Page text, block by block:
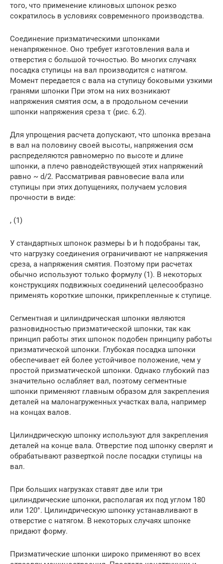
того, что применение клиновых шпонок резко
сократилось в условиях современного производства.
Соединение призматическими шпонками
ненапряженное. Оно тре­бует изготовления вала и
отверстия с большой точностью. Во многих случаях
посадка ступицы на вал производится с натягом.
Момент передается с вала на ступицу боковыми узкими
гранями шпонки При этом на них возникают
напряжения смятия σсм, а в продольном сечении
шпонки напряжения среза τ (рис. 6.2).
Для упрощения расчета допускают, что шпонка врезана
в вал на половину своей высоты, напряжения σсм
распределяются равно­мерно по высоте и длине
шпонки, а плечо равнодействующей этих напряжений
равно ~ d/2. Рассматривая равновесие вала или
ступицы при этих допущениях, получаем условия
прочности в виде:
, (1)
У стандартных шпонок размеры b и h подобраны так,
что нагрузку соединения ограничивают не напряжения
среза, а напряжения смя­тия. Поэтому при расчетах
обычно используют только формулу (1). В некоторых
конструкциях подвижных соединений целесообразно
применять короткие шпонки, прикрепленные к ступице.
Сегментная и цилиндрическая шпонки являются
разновидностью призматической шпонки, так как
принцип работы этих шпонок по­добен принципу работы
призматической шпонки. Глу­бокая посадка шпонки
обеспечивает ей более устойчивое положение, чем у
простой призматической шпонки. Однако глубокий паз
значи­тельно ослабляет вал, поэтому сегментные
шпонки применяют главным образом для закрепления
деталей на малонагруженных участ­ках вала, например
на концах валов.
Цилиндрическую шпонку используют для закрепления
деталей на конце вала. Отверстие под шпонку сверлят и
обрабатывают разверткой после посадки ступицы на
вал.
При больших нагрузках ставят две или три
цилиндрические шпонки, распо­лагая их под углом 180
или 120°. Цилиндрическую шпонку устанав­ливают в
отверстие с натягом. В некоторых случаях шпонке
придают форму.
Призматические шпонки широко применяют во всех